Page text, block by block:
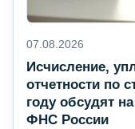
07.08.2026
Исчисление,
отчетности по
году обсудят
ФНС России